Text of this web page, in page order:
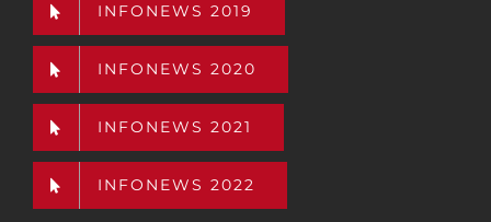
INFONEWS 2019
INFONEWS 2020
INFONEWS 2021
INFONEWS 2022